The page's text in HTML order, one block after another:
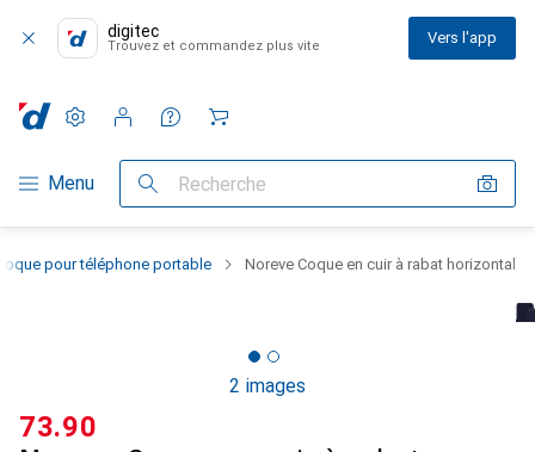
digitec
Trouvez et commandez plus vite Vers l'app
Navigation par catégorie
Menu Recherche
Paramètres
Compte client
Listes de comparaison
Listes d'envies
Panier
pour téléphone portable Noreve Coque en cuir à rabat horizontal
2 images
CHF
73.90